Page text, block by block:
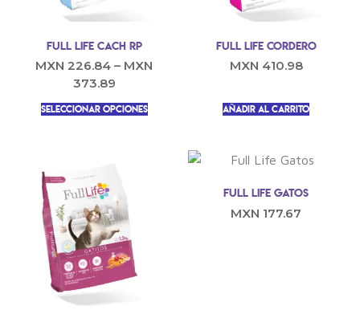
Full Life Cach RP
MXN 226.84 – MXN
373.89
Seleccionar opciones
Full Life Cordero
MXN 410.98
Añadir al carrito
Full Life Gatos
MXN 177.67